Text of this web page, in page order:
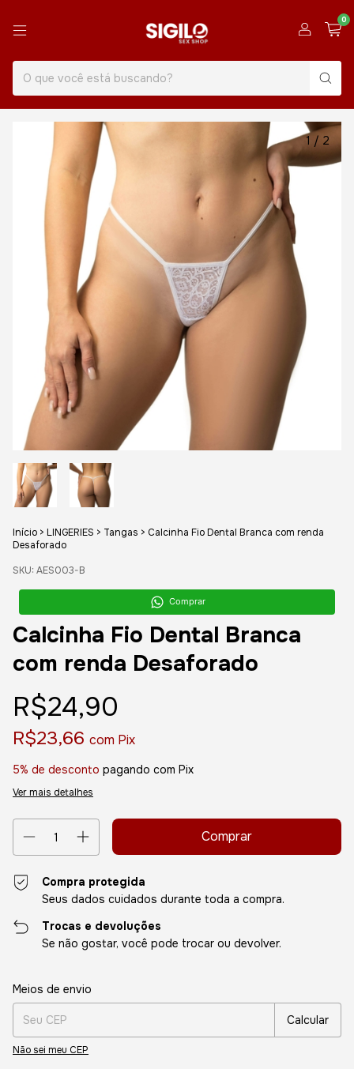
0
1 / 2
Início > LINGERIES > Tangas > Calcinha Fio Dental Branca com renda
Desaforado
SKU: AES003-B
Comprar
Calcinha Fio Dental Branca
com renda Desaforado
R$24,90
R$23,66 com Pix
5% de desconto pagando com Pix
Ver mais detalhes
Compra protegida
Seus dados cuidados durante toda a compra.
Trocas e devoluções
Se não gostar, você pode trocar ou devolver.
Entregas para o CEP:
Meios de envio
Calcular
Não sei meu CEP